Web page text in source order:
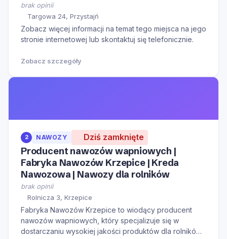
brak opinii
Targowa 24, Przystajń
Zobacz więcej informacji na temat tego miejsca na jego
stronie internetowej lub skontaktuj się telefonicznie.
Zobacz szczegóły
2 NAWOZY Dziś zamknięte
Producent nawozów wapniowych |
Fabryka Nawozów Krzepice | Kreda
Nawozowa | Nawozy dla rolników
brak opinii
Rolnicza 3, Krzepice
Fabryka Nawozów Krzepice to wiodący producent
nawozów wapniowych, który specjalizuje się w
dostarczaniu wysokiej jakości produktów dla rolników.